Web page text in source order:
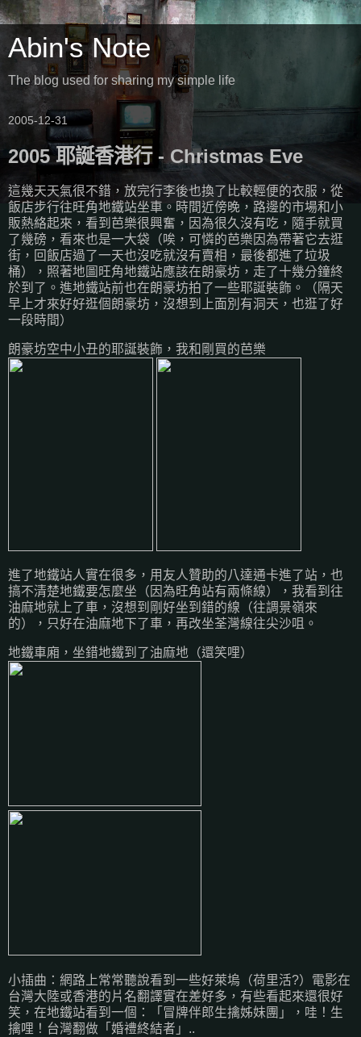
Abin's Note
The blog used for sharing my simple life
2005-12-31
2005 耶誕香港行 - Christmas Eve
這幾天天氣很不錯，放完行李後也換了比較輕便的衣服，從
飯店步行往旺角地鐵站坐車。時間近傍晚，路邊的市場和小
販熱絡起來，看到芭樂很興奮，因為很久沒有吃，隨手就買
了幾磅，看來也是一大袋（唉，可憐的芭樂因為帶著它去逛
街，回飯店過了一天也沒吃就沒有賣相，最後都進了垃圾
桶），照著地圖旺角地鐵站應該在朗豪坊，走了十幾分鐘終
於到了。進地鐵站前也在朗豪坊拍了一些耶誕裝飾。（隔天
早上才來好好逛個朗豪坊，沒想到上面別有洞天，也逛了好
一段時間）
朗豪坊空中小丑的耶誕裝飾，我和剛買的芭樂
進了地鐵站人實在很多，用友人贊助的八達通卡進了站，也
搞不清楚地鐵要怎麼坐（因為旺角站有兩條線），我看到往
油麻地就上了車，沒想到剛好坐到錯的線（往調景嶺來
的），只好在油麻地下了車，再改坐荃灣線往尖沙咀。
地鐵車廂，坐錯地鐵到了油麻地（還笑哩）
小插曲：網路上常常聽說看到一些好萊塢（荷里活?）電影在
台灣大陸或香港的片名翻譯實在差好多，有些看起來還很好
笑，在地鐵站看到一個：「冒牌伴郎生擒姊妹團」，哇！生
擒哩！台灣翻做「婚禮終結者」..